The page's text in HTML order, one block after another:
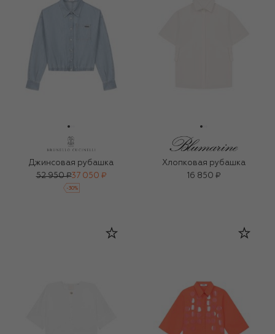
Джинсовая рубашка
52 950 ₽37 050 ₽
-30%
Хлопковая рубашка
16 850 ₽